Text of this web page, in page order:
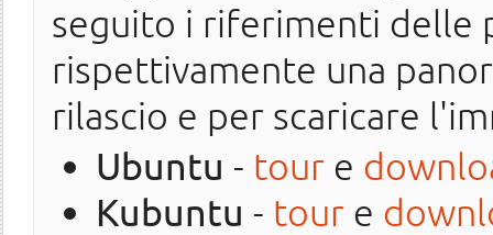
seguito i riferimenti delle
rispettivamente una
rilascio e per scaricare
Ubuntu - tour e
Kubuntu - tour e